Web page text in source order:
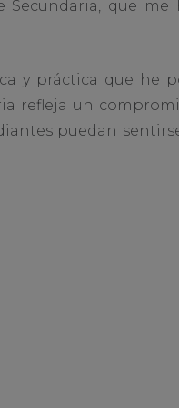
Secundaria, que
y práctica que he
refleja un
puedan